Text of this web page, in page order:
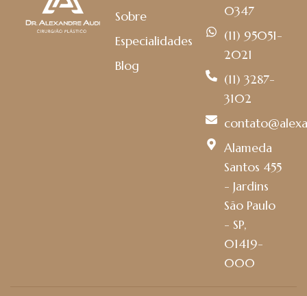
Sobre
Especialidades
Blog
0347
(11) 95051-
2021
(11) 3287-
3102
Alameda
Santos 455
- Jardins
São Paulo
- SP,
01419-
000